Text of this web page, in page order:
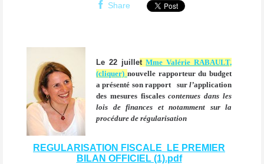
Share
Le 22 juilletMme Valérie RABAULT,
(cliquer) nouvelle rapporteur du budget
a présenté son rapport surl’application
des mesures fiscales contenues dans les
lois de finances et notamment sur la
procédure de régularisation
REGULARISATION FISCALE LE PREMIER
BILAN OFFICIEL (1).pdf